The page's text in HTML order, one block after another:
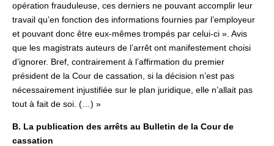
opération frauduleuse, ces derniers ne pouvant accomplir leur
travail qu’en fonction des informations fournies par l’employeur
et pouvant donc être eux-mêmes trompés par celui-ci ». Avis
que les magistrats auteurs de l’arrêt ont manifestement choisi
d’ignorer. Bref, contrairement à l’affirmation du premier
président de la Cour de cassation, si la décision n’est pas
nécessairement injustifiée sur le plan juridique, elle n’allait pas
tout à fait de soi. (…) »
B. La publication des arrêts au Bulletin de la Cour de
cassation